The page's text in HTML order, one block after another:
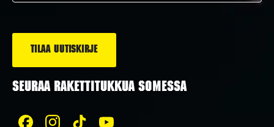
SEURAA RAKETTITUKKUA SOMESSA